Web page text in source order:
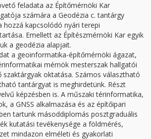
feladata az Építőmérnöki Kar
számára a Geodézia c. tantárgy
hozzá kapcsolódó nyári terepi
Emellett az Építészmérnöki Kar egyik
a geodézia alapjait.
a geoinformatika-építőmérnöki ágazat,
mérnök mesterszak hallgatói
oktatása. Számos választható
tantárgyat is meghirdetünk. Részt
képzésben is. A műszaki térinformatika,
a GNSS alkalmazása és az építőipari
tartunk másoddiplomás posztgraduális
kutatási tevékenysége a földmérés,
mindazon elméleti és gyakorlati